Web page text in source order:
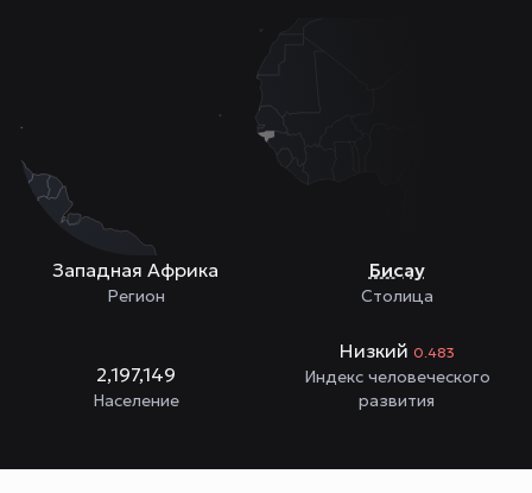
4
Западная Африка
Регион
Бисау
Столица
2,197,149
Население
Низкий 0.483
Индекс человеческого
развития